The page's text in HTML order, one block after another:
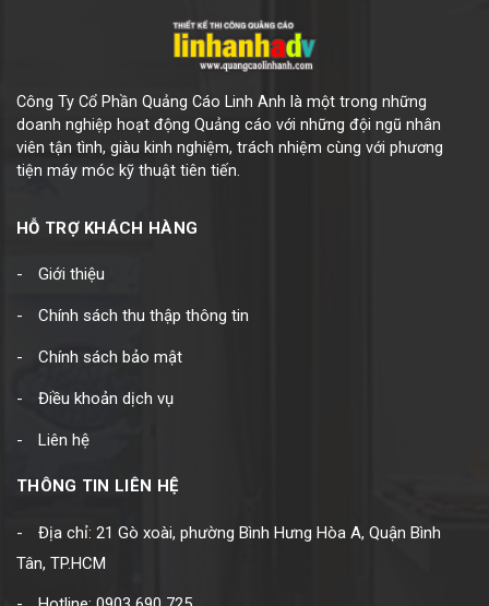
Công Ty Cổ Phần Quảng Cáo Linh Anh là một trong những
doanh nghiệp hoạt động Quảng cáo với những đội ngũ nhân
viên tận tình, giàu kinh nghiệm, trách nhiệm cùng với phương
tiện máy móc kỹ thuật tiên tiến.
HỖ TRỢ KHÁCH HÀNG
Giới thiệu
Chính sách thu thập thông tin
Chính sách bảo mật
Điều khoản dịch vụ
Liên hệ
THÔNG TIN LIÊN HỆ
Địa chỉ: 21 Gò xoài, phường Bình Hưng Hòa A, Quận Bình
Tân, TP.HCM